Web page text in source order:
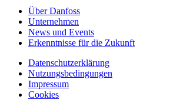
Über Danfoss
Unternehmen
News und Events
Erkenntnisse für die Zukunft
Datenschutzerklärung
Nutzungsbedingungen
Impressum
Cookies